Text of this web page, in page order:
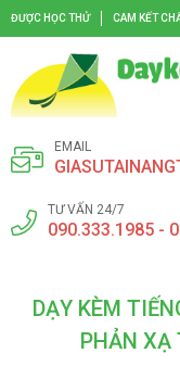
ĐƯỢC HỌC THỬ CAM KẾT
EMAIL
TƯ VẤN 24/7
090.333.1985 -
DẠY KÈM
PHẢN XẠ